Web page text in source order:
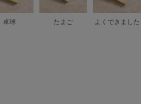
卓球 たまご よくできました